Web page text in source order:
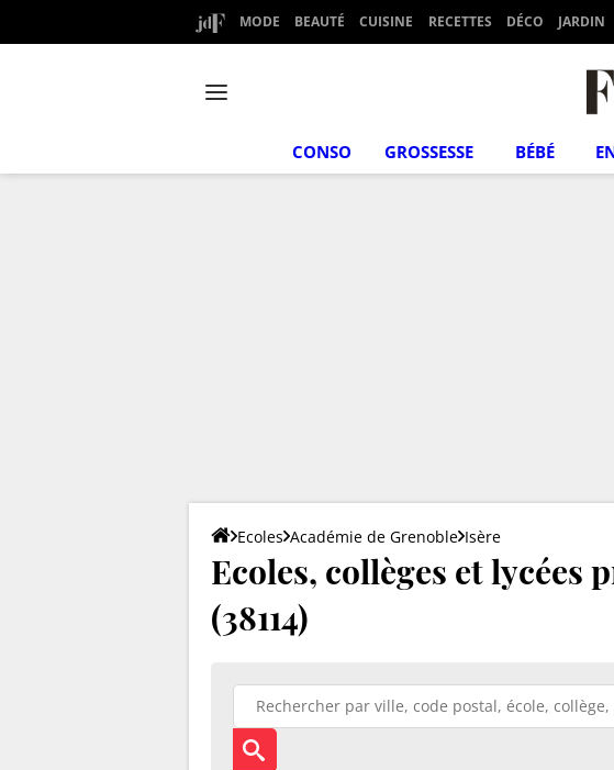
MODE BEAUTÉ CUISINE RECETTES DÉCO JARDIN
CONSO GROSSESSE BÉBÉ
Ecoles Académie de Grenoble Isère
Ecoles, collèges et lycées
(38114)